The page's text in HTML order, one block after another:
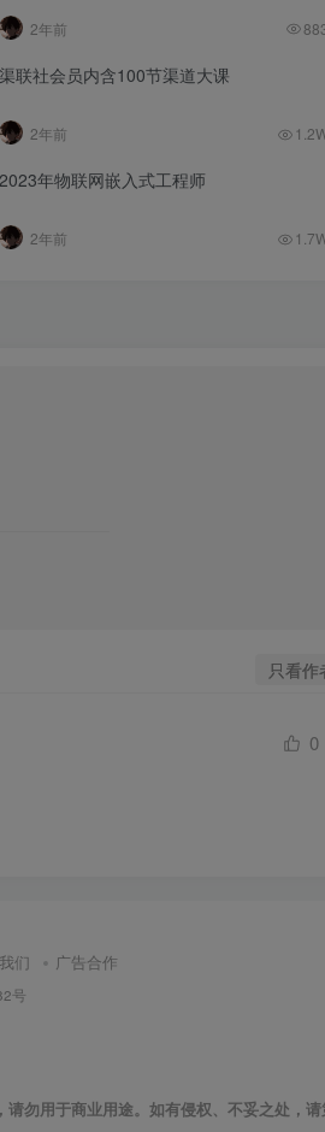
2年前
渠联社会员内含100节渠道大课
2年前
2023年物联网嵌入式工程师
2年前
只看作
0
们 广告合作
号
勿用于商业用途。如有侵权、不妥之处，